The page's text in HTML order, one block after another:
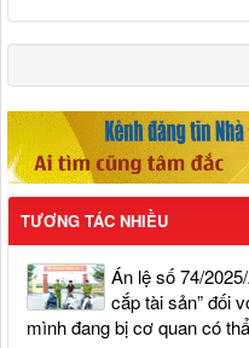
TƯƠNG TÁC NHIỀU
Án lệ số 74/
cắp tài sản” đối
mình đang bị cơ quan có